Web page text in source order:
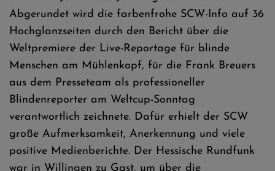
Abgerundet wird die farbenfrohe SCW-Info auf 36
Hochglanzseiten durch den Bericht über die
Weltpremiere der Live-Reportage für blinde
Menschen am Mühlenkopf, für die Frank Breuers
aus dem Presseteam als professioneller
Blindenreporter am Weltcup-Sonntag
verantwortlich zeichnete. Dafür erhielt der SCW
große Aufmerksamkeit, Anerkennung und viele
positive Medienberichte. Der Hessische Rundfunk
war in Willingen zu Gast, um über die